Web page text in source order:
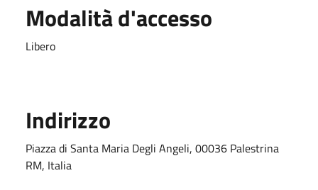
Modalità d'accesso
Libero
Indirizzo
Piazza di Santa Maria Degli Angeli, 00036 Palestrina
RM, Italia